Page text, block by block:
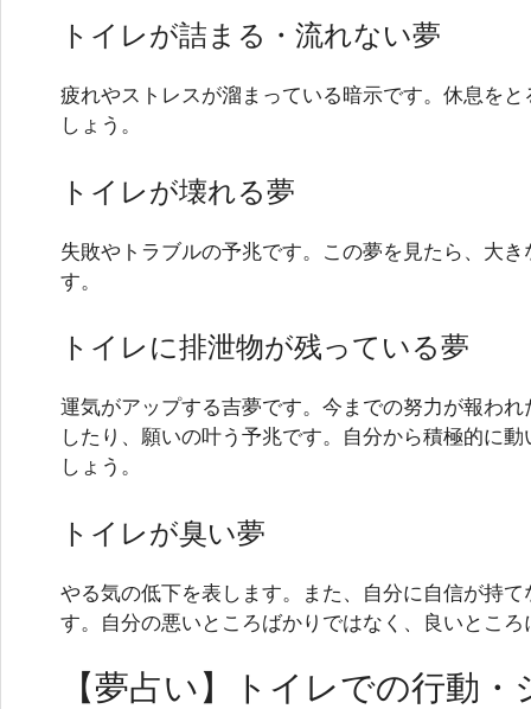
トイレが詰まる・流れない夢
疲れやストレスが溜まっている暗示です。休息を
しょう。
トイレが壊れる夢
失敗やトラブルの予兆です。この夢を見たら、大
す。
トイレに排泄物が残っている夢
運気がアップする吉夢です。今までの努力が報わ
したり、願いの叶う予兆です。自分から積極的に
しょう。
トイレが臭い夢
やる気の低下を表します。また、自分に自信が持
す。自分の悪いところばかりではなく、良いとこ
【夢占い】トイレでの行動